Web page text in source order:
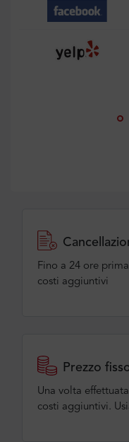
Fino a 24 ore
costi aggiuntivi
Prezzo
Una volta
costi aggiuntivi.